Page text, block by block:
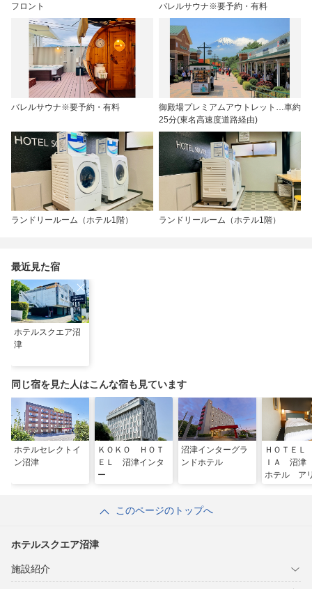
フロント バレルサウナ※要予約・有料
バレルサウナ※要予約・有料
御殿場プレミアムアウトレット…車約
25分(東名高速度道路経由)
ランドリールーム（ホテル1階） ランドリールーム（ホテル1階）
最近見た宿
ホテルスクエア沼
津
同じ宿を見た人はこんな宿も見ています
ホテルセレクトイ
ン沼津
ＫＯＫＯ ＨＯＴ
ＥＬ 沼津インタ
ー
沼津インターグラ
ンドホテル
ＨＯＴＥ
ＩＡ 沼
ホテル ア
このページのトップへ
ホテルスクエア沼津
施設紹介